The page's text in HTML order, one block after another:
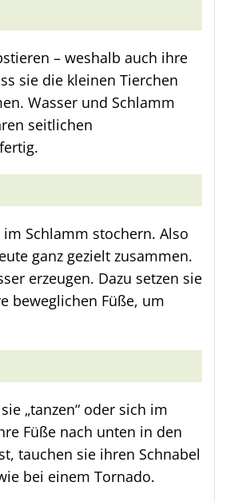
– weshalb auch ihre
sie die kleinen Tierchen
Wasser und Schlamm
seitlichen
Schlamm stochern. Also
ganz gezielt zusammen.
erzeugen. Dazu setzen sie
beweglichen Füße, um
„tanzen“ oder sich im
Füße nach unten in den
tauchen sie ihren Schnabel
bei einem Tornado.